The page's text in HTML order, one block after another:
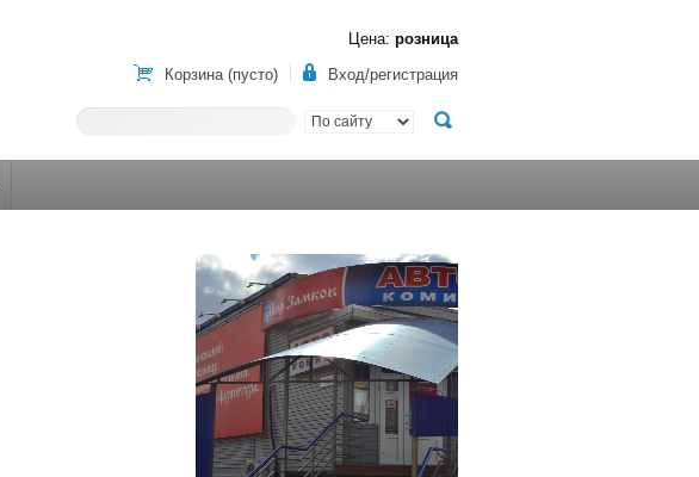
Цена: розница
Корзина (пусто)
Вход/регистрация